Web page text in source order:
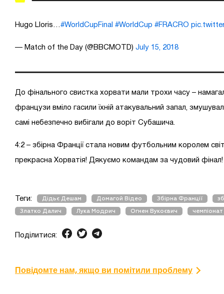
Hugo Lloris…#WorldCupFinal #WorldCup #FRACRO
— Match of the Day (@BBCMOTD) July 15, 2018
До фінального свистка хорвати мали трохи часу –
французи вміло гасили їхній атакувальний запал,
самі небезпечно вибігали до воріт Субашича.
4:2 – збірна Франції стала новим футбольним королем
прекрасна Хорватія! Дякуємо командам за чудовий фінал!
Теги: Дідьє Дешам Домагой Відео Збірна Франції
Златко Далич Лука Модрич Огнен Вукоєвич чемпіонат
Поділитися:
Повідомте нам, якщо ви помітили проблему